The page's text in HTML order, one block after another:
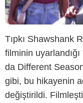
Tıpkı Shawshank
filminin
da Different
gibi, bu hikayenin
değiştirildi.